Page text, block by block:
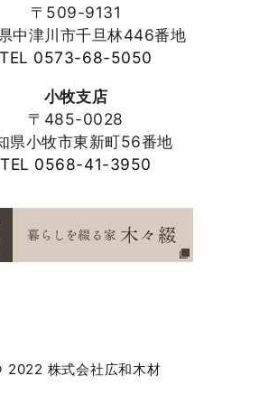
〒509-9131
中津川市千旦林446番地
TEL 0573-68-5050
小牧支店
〒485-0028
県小牧市東新町56番地
TEL 0568-41-3950
2022 株式会社広和木材